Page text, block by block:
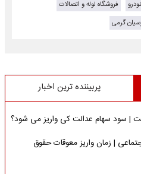
فروشگاه لوله و اتصالات
گرمی
پربیننده ترین اخبار
| سود سهام عدالت کی واریز می شود؟
| زمان واریز معوقات حقوق